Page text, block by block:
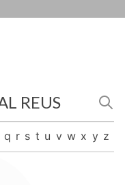
REUS
q r s t u v w x y z